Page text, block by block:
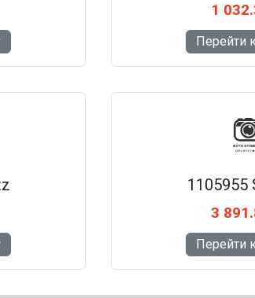
1
Перейти
1105955
3
Перейти